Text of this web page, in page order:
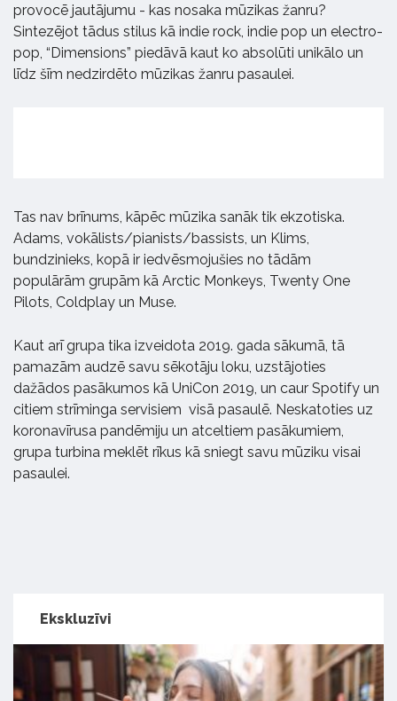
provocē jautājumu - kas nosaka mūzikas žanru?
Sintezējot tādus stilus kā indie rock, indie pop un electro-
pop, “Dimensions” piedāvā kaut ko absolūti unikālo un
līdz šīm nedzirdēto mūzikas žanru pasaulei.
Tas nav brīnums, kāpēc mūzika sanāk tik ekzotiska.
Adams, vokālists/pianists/bassists, un Klims,
bundzinieks, kopā ir iedvēsmojušies no tādām
populārām grupām kā Arctic Monkeys, Twenty One
Pilots, Coldplay un Muse.
Kaut arī grupa tika izveidota 2019. gada sākumā, tā
pamazām audzē savu sēkotāju loku, uzstājoties
dažādos pasākumos kā UniCon 2019, un caur Spotify un
citiem strīminga servisiem visā pasaulē. Neskatoties uz
koronavīrusa pandēmiju un atceltiem pasākumiem,
grupa turbina meklēt rīkus kā sniegt savu mūziku visai
pasaulei.
Ekskluzīvi